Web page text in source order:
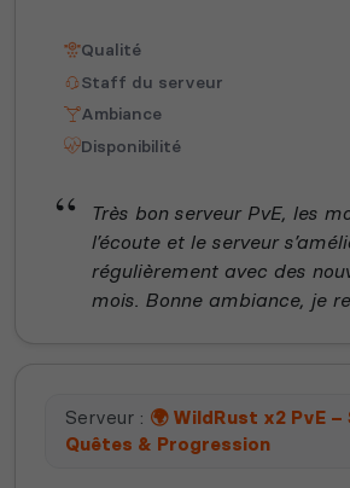
Qualité
Staff du serveur
Ambiance
Disponibilité
Très bon serveur PvE, les
l’écoute et le serveur
régulièrement avec des
mois. Bonne ambiance, je
Serveur : 🌍 WildRust x2 PvE
Quêtes & Progression